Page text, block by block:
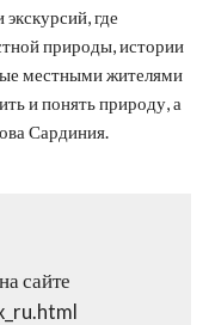
где
природы, истории
местными жителями
и понять природу, а
Сардиния.
сайте